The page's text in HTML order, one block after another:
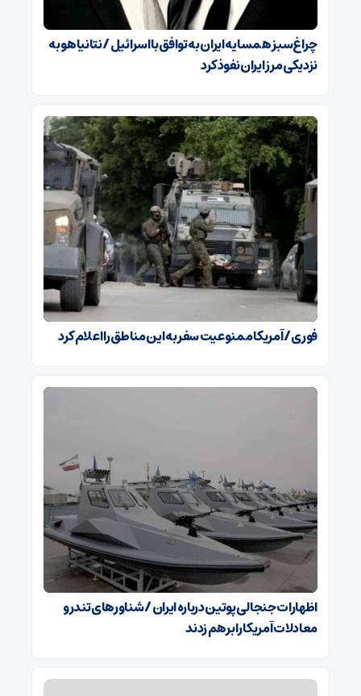
چراغ‌سبز همسایه ایران به توافق با اسرائیل / نتانیاهو به
نزدیکی مرز ایران نفوذ کرد
فوری / آمریکا ممنوعیت سفر به این مناطق را اعلام کرد
اظهارات جنجالی پوتین درباره ایران / شناورهای تندرو
معادلات آمریکا را برهم زدند